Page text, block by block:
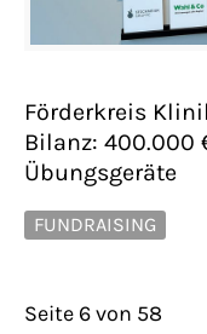
Förderkreis
Bilanz: 400.000
Übungsgeräte
FUNDRAISING
Seite 6 von 58